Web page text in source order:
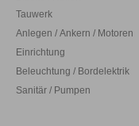
Tauwerk
Anlegen / Ankern / Motoren
Einrichtung
Beleuchtung / Bordelektrik
Sanitär / Pumpen